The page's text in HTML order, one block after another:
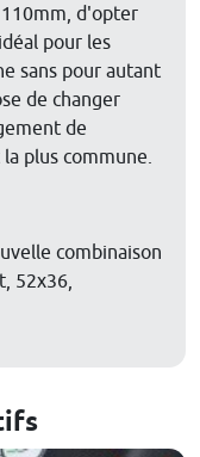
d'opter
pour les
sans pour autant
de changer
de
plus commune.
combinaison
52x36,